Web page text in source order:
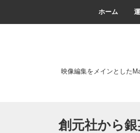
ホーム
映像編集をメインとした
創元社から銀